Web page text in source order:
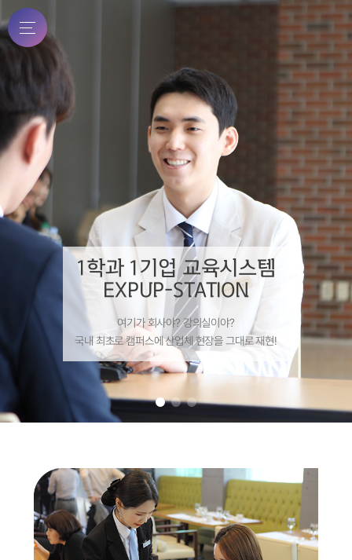
1학과 1기업 교육시스템
EXPUP-STATION
여기가 회사야? 강의실이야?
국내 최초로 캠퍼스에 산업체 현장을 그대로 재현!
CO-OP 교육의 산실
EXPUP-STATION
산업체 현장에 곧바로 투입 가능한
현장실무형 인재양성!
캠퍼스가 곧 취업현장
EXPUP-STATION
전문대학교 최초 특성화 교육 대통령상 수상!
산학일체형 학내기업장!